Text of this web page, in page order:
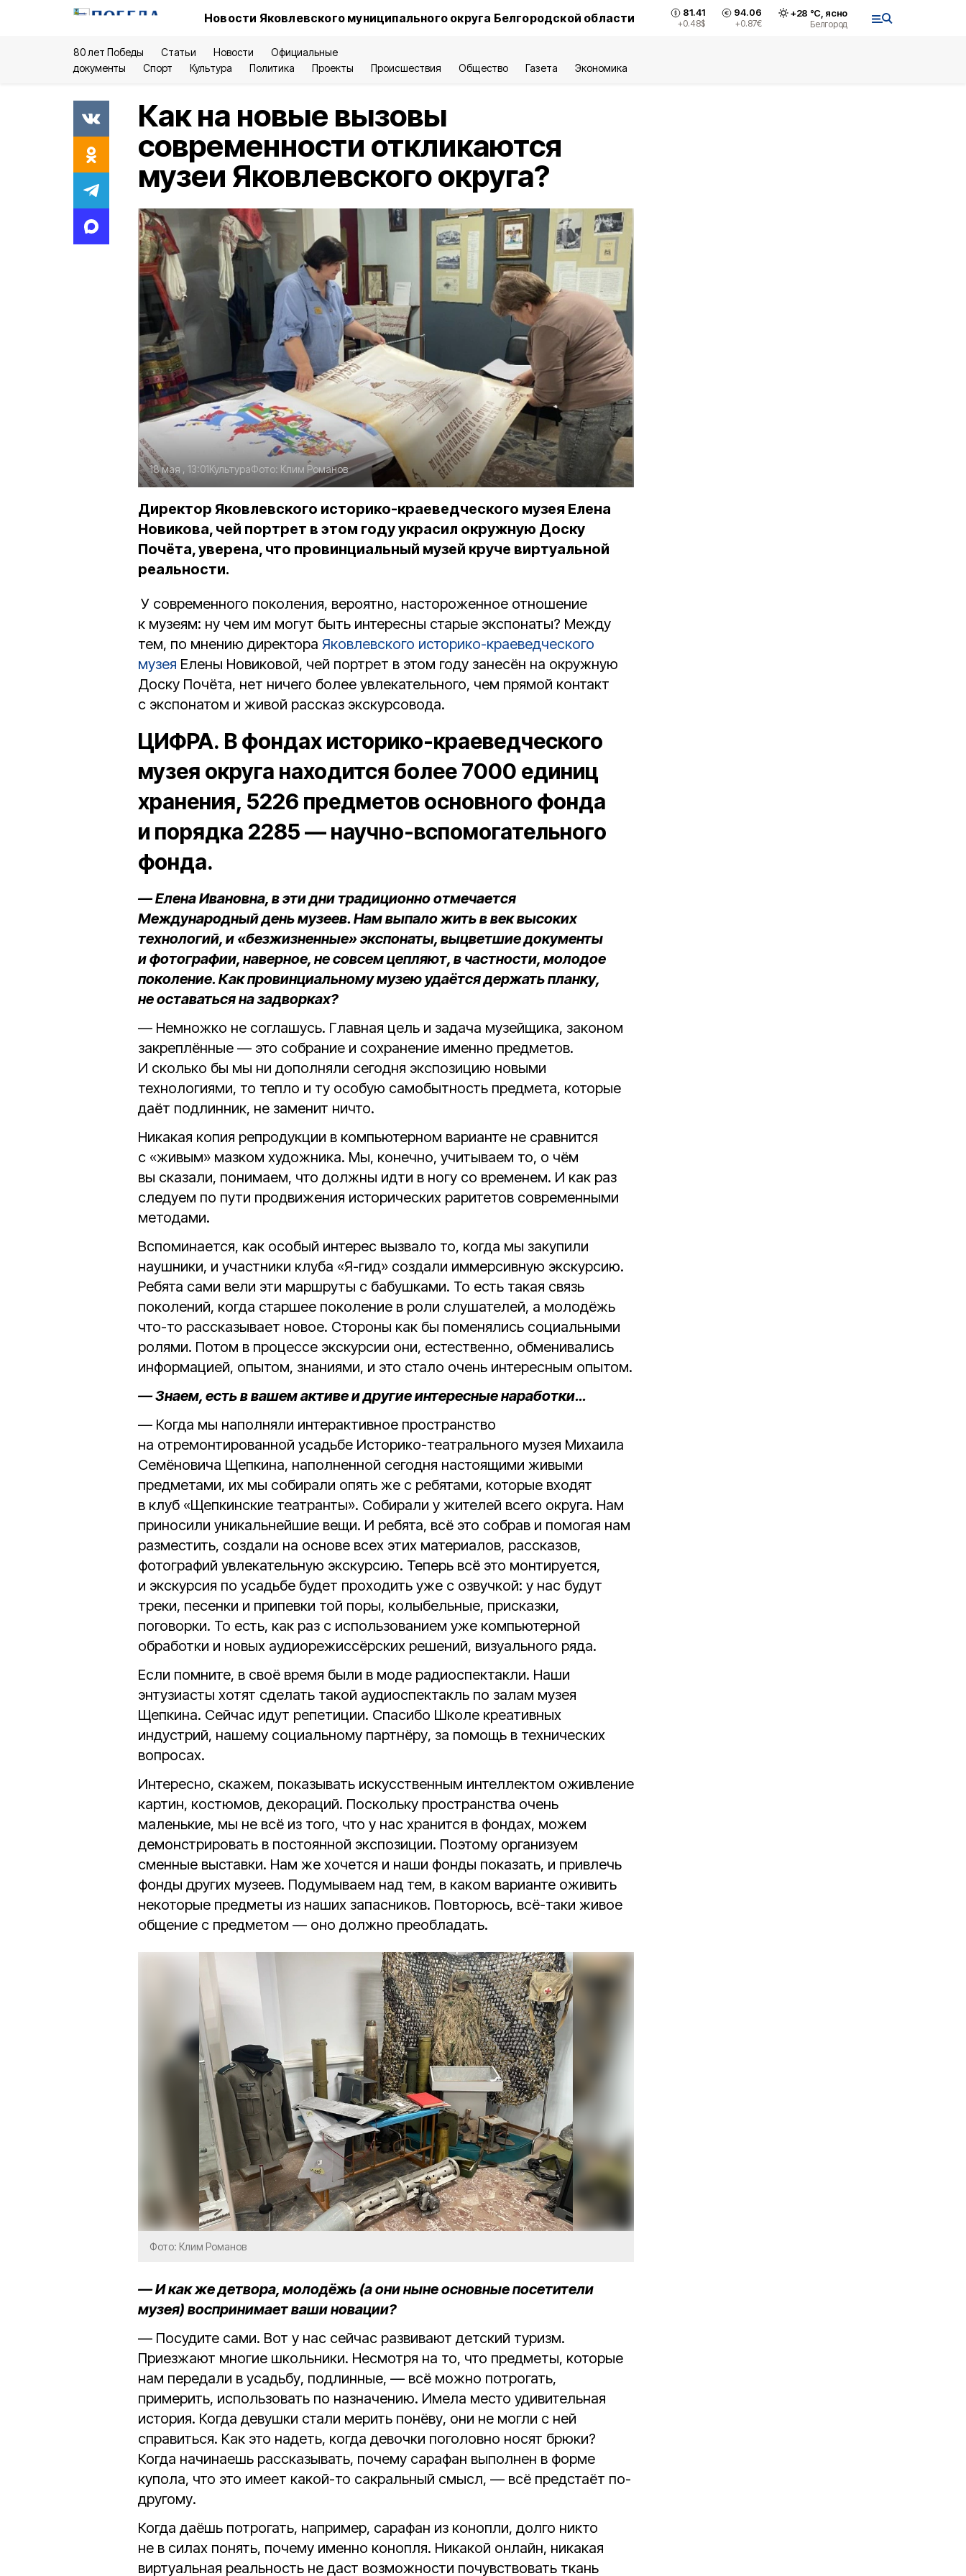
Новости Яковлевского муниципального округа Белгородской области 81.41
+0.48$
94.06
+0.87€
+28 °С, ясно
Белгород
80 лет Победы Статьи Новости
Официальные
документы
Спорт Культура Политика Проекты Происшествия Общество Газета Экономика
Как на новые вызовы
современности откликаются
музеи Яковлевского округа?
18 мая , 13:01КультураФото: Клим Романов
Директор Яковлевского историко-краеведческого музея Елена
Новикова, чей портрет в этом году украсил окружную Доску
Почёта, уверена, что провинциальный музей круче виртуальной
реальности.
У современного поколения, вероятно, настороженное отношение
к музеям: ну чем им могут быть интересны старые экспонаты? Между
тем, по мнению директора Яковлевского историко-краеведческого
музея Елены Новиковой, чей портрет в этом году занесён на окружную
Доску Почёта, нет ничего более увлекательного, чем прямой контакт
с экспонатом и живой рассказ экскурсовода.
ЦИФРА. В фондах историко-краеведческого
музея округа находится более 7000 единиц
хранения, 5226 предметов основного фонда
и порядка 2285 — научно-вспомогательного
фонда.
— Елена Ивановна, в эти дни традиционно отмечается
Международный день музеев. Нам выпало жить в век высоких
технологий, и «безжизненные» экспонаты, выцветшие документы
и фотографии, наверное, не совсем цепляют, в частности, молодое
поколение. Как провинциальному музею удаётся держать планку,
не оставаться на задворках?
— Немножко не соглашусь. Главная цель и задача музейщика, законом
закреплённые — это собрание и сохранение именно предметов.
И сколько бы мы ни дополняли сегодня экспозицию новыми
технологиями, то тепло и ту особую самобытность предмета, которые
даёт подлинник, не заменит ничто.
Никакая копия репродукции в компьютерном варианте не сравнится
с «живым» мазком художника. Мы, конечно, учитываем то, о чём
вы сказали, понимаем, что должны идти в ногу со временем. И как раз
следуем по пути продвижения исторических раритетов современными
методами.
Вспоминается, как особый интерес вызвало то, когда мы закупили
наушники, и участники клуба «Я-гид» создали иммерсивную экскурсию.
Ребята сами вели эти маршруты с бабушками. То есть такая связь
поколений, когда старшее поколение в роли слушателей, а молодёжь
что-то рассказывает новое. Стороны как бы поменялись социальными
ролями. Потом в процессе экскурсии они, естественно, обменивались
информацией, опытом, знаниями, и это стало очень интересным опытом.
— Знаем, есть в вашем активе и другие интересные наработки…
— Когда мы наполняли интерактивное пространство
на отремонтированной усадьбе Историко-театрального музея Михаила
Семёновича Щепкина, наполненной сегодня настоящими живыми
предметами, их мы собирали опять же с ребятами, которые входят
в клуб «Щепкинские театранты». Собирали у жителей всего округа. Нам
приносили уникальнейшие вещи. И ребята, всё это собрав и помогая нам
разместить, создали на основе всех этих материалов, рассказов,
фотографий увлекательную экскурсию. Теперь всё это монтируется,
и экскурсия по усадьбе будет проходить уже с озвучкой: у нас будут
треки, песенки и припевки той поры, колыбельные, присказки,
поговорки. То есть, как раз с использованием уже компьютерной
обработки и новых аудиорежиссёрских решений, визуального ряда.
Если помните, в своё время были в моде радиоспектакли. Наши
энтузиасты хотят сделать такой аудиоспектакль по залам музея
Щепкина. Сейчас идут репетиции. Спасибо Школе креативных
индустрий, нашему социальному партнёру, за помощь в технических
вопросах.
Интересно, скажем, показывать искусственным интеллектом оживление
картин, костюмов, декораций. Поскольку пространства очень
маленькие, мы не всё из того, что у нас хранится в фондах, можем
демонстрировать в постоянной экспозиции. Поэтому организуем
сменные выставки. Нам же хочется и наши фонды показать, и привлечь
фонды других музеев. Подумываем над тем, в каком варианте оживить
некоторые предметы из наших запасников. Повторюсь, всё-таки живое
общение с предметом — оно должно преобладать.
Фото: Клим Романов
— И как же детвора, молодёжь (а они ныне основные посетители
музея) воспринимает ваши новации?
— Посудите сами. Вот у нас сейчас развивают детский туризм.
Приезжают многие школьники. Несмотря на то, что предметы, которые
нам передали в усадьбу, подлинные, — всё можно потрогать,
примерить, использовать по назначению. Имела место удивительная
история. Когда девушки стали мерить понёву, они не могли с ней
справиться. Как это надеть, когда девочки поголовно носят брюки?
Когда начинаешь рассказывать, почему сарафан выполнен в форме
купола, что это имеет какой-то сакральный смысл, — всё предстаёт по-
другому.
Когда даёшь потрогать, например, сарафан из конопли, долго никто
не в силах понять, почему именно конопля. Никакой онлайн, никакая
виртуальная реальность не даст возможности почувствовать ткань